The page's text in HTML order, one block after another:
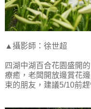
▲攝影師：徐世超
四湖中湖百合花園盛開
療癒，老闆開放邊賞花
束的朋友，建議5/10前